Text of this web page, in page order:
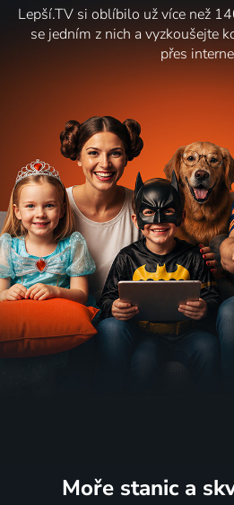
Lepší.TV si oblíbilo už více než
se jedním z nich a vyzkoušejte
přes
Moře stanic a